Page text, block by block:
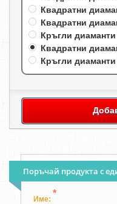
Квадратни
Квадратни
Кръгли диаманти
Квадратни
Кръгли диаманти
Поръчай продукта с
Име:
*